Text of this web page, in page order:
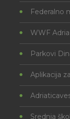
Federalno
WWF Adria
Parkovi
Aplikacija
Srednja